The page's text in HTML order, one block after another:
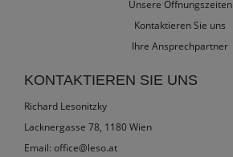
Unsere Öffnungszeiten
Kontaktieren Sie uns
Ihre Ansprechpartner
KONTAKTIEREN SIE UNS
Richard Lesonitzky
Lacknergasse 78, 1180 Wien
Email: office@leso.at